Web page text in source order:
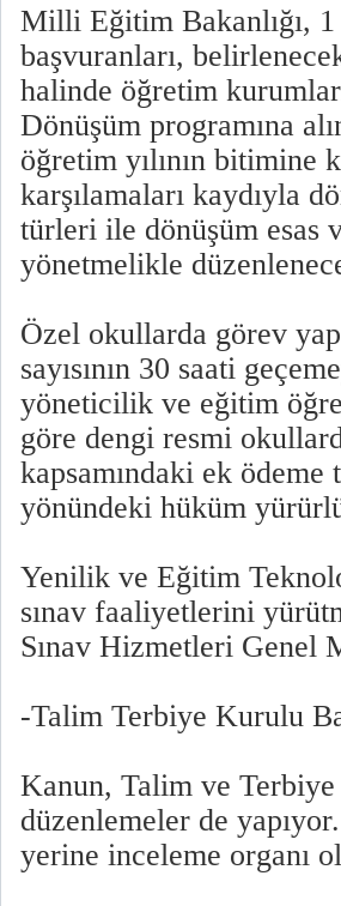
Milli Eğitim Bakanlığı,
başvuranları,
halinde öğretim
Dönüşüm programına
öğretim yılının bitimine
karşılamaları kaydıyla
türleri ile dönüşüm esas
yönetmelikle
Özel okullarda görev
sayısının 30 saati
yöneticilik ve eğitim
göre dengi resmi
kapsamındaki ek
yönündeki hüküm
Yenilik ve Eğitim
sınav faaliyetlerini
Sınav Hizmetleri Genel
-Talim Terbiye Kurulu
Kanun, Talim ve
düzenlemeler de
yerine inceleme organı